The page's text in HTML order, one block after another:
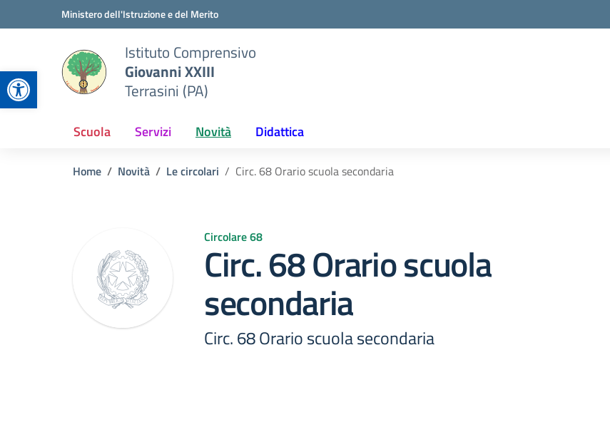
Apri la barra degli strumenti
Vai ai contenuti
Vai al menu di navigazioneMinistero dell'Istruzione e del Merito
Istituto Comprensivo
Giovanni XXIII
Terrasini (PA)
Scuola Servizi Novità Didattica
Home Novità Le circolari Circ. 68 Orario scuola secondaria
Circolare 68
Circ. 68 Orario scuola
secondaria
Circ. 68 Orario scuola secondaria